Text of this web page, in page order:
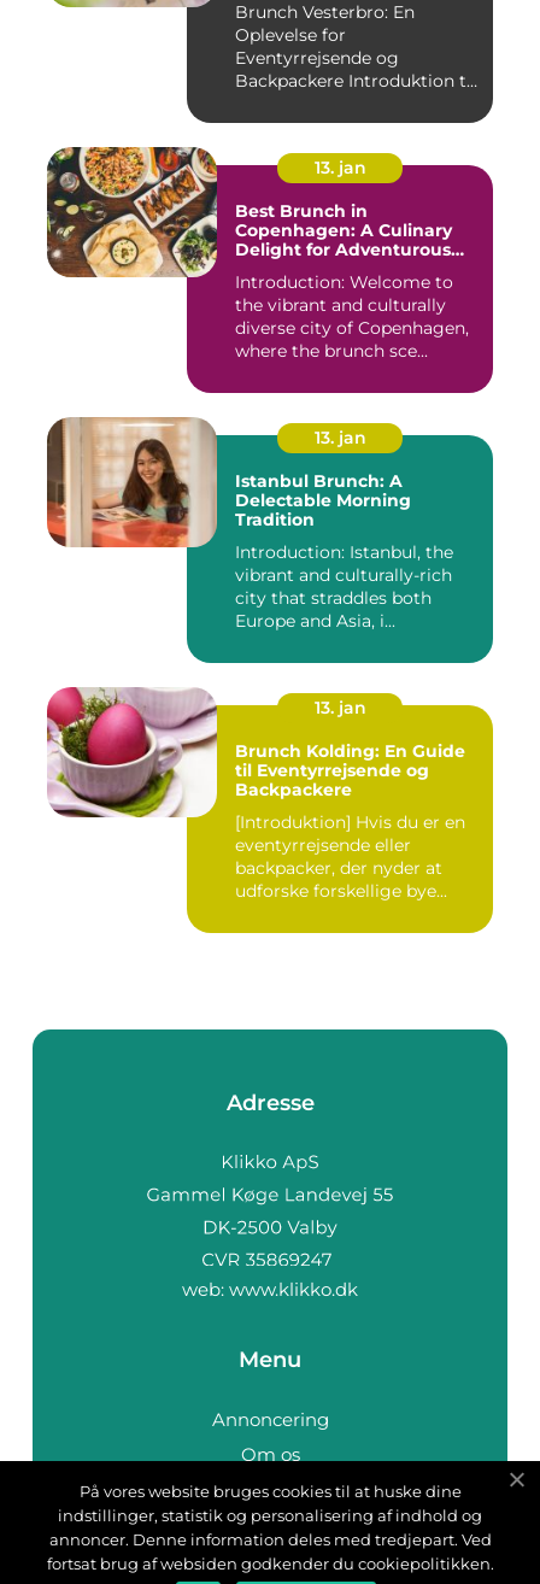
Brunch Vesterbro: En
Oplevelse for
Eventyrrejsende og
Backpackere Introduktion til
13. jan
Best Brunch in
Copenhagen: A Culinary
Delight for Adventurous
Introduction: Welcome to
the vibrant and culturally
diverse city of Copenhagen,
where the brunch sce...
13. jan
Istanbul Brunch: A
Delectable Morning
Tradition
Introduction: Istanbul, the
vibrant and culturally-rich
city that straddles both
Europe and Asia, i...
13. jan
Brunch Kolding: En Guide
til Eventyrrejsende og
Backpackere
[Introduktion] Hvis du er en
eventyrrejsende eller
backpacker, der nyder at
udforske forskellige bye...
Adresse
web: www.klikko.dk
Menu
Annoncering
Om os
Cookies
Kontakt os
Sitemap
På vores website bruges cookies til at huske dine
indstillinger, statistik og personalisering af indhold og
annoncer. Denne information deles med tredjepart. Ved
fortsat brug af websiden godkender du cookiepolitikken.